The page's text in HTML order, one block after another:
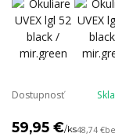
Dostupnosť
59,95 €/ks48,74 €